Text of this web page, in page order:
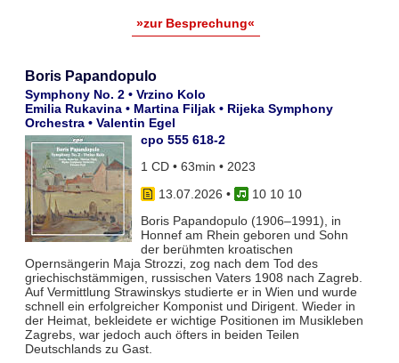
»zur Besprechung«
Boris Papandopulo
Symphony No. 2 • Vrzino Kolo
Emilia Rukavina • Martina Filjak • Rijeka Symphony
Orchestra • Valentin Egel
cpo 555 618-2
1 CD • 63min • 2023
13.07.2026 •
10 10 10
Boris Papandopulo (1906–1991), in
Honnef am Rhein geboren und Sohn
der berühmten kroatischen
Opernsängerin Maja Strozzi, zog nach dem Tod des
griechischstämmigen, russischen Vaters 1908 nach Zagreb.
Auf Vermittlung Strawinskys studierte er in Wien und wurde
schnell ein erfolgreicher Komponist und Dirigent. Wieder in
der Heimat, bekleidete er wichtige Positionen im Musikleben
Zagrebs, war jedoch auch öfters in beiden Teilen
Deutschlands zu Gast.